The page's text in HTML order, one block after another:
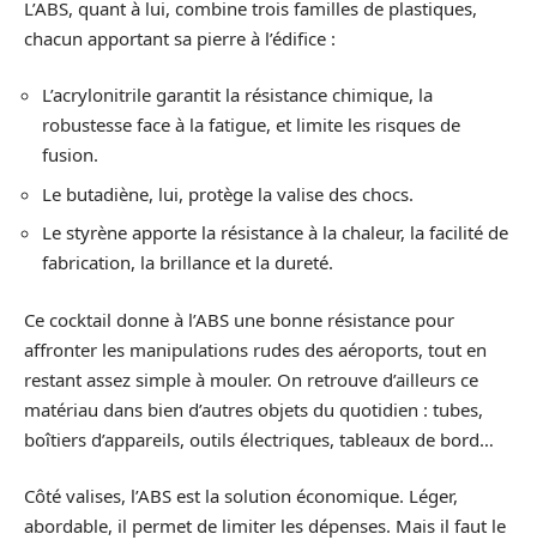
L’ABS, quant à lui, combine trois familles de plastiques,
chacun apportant sa pierre à l’édifice :
L’acrylonitrile garantit la résistance chimique, la
robustesse face à la fatigue, et limite les risques de
fusion.
Le butadiène, lui, protège la valise des chocs.
Le styrène apporte la résistance à la chaleur, la facilité de
fabrication, la brillance et la dureté.
Ce cocktail donne à l’ABS une bonne résistance pour
affronter les manipulations rudes des aéroports, tout en
restant assez simple à mouler. On retrouve d’ailleurs ce
matériau dans bien d’autres objets du quotidien : tubes,
boîtiers d’appareils, outils électriques, tableaux de bord…
Côté valises, l’ABS est la solution économique. Léger,
abordable, il permet de limiter les dépenses. Mais il faut le